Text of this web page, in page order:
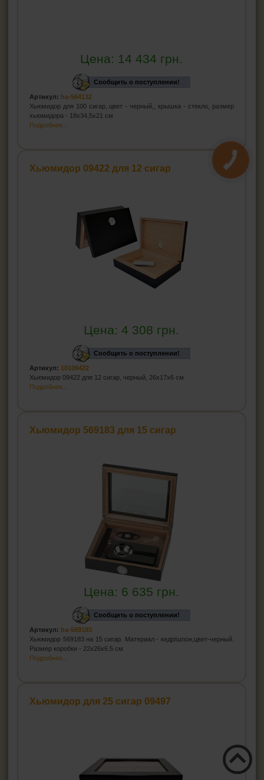
Цена: 14 434 грн.
Сообщить о поступлении!
Артикул: ha-564132
Хьюмидор для 100 сигар, цвет - черный,, крышка - стекло, размер
хьюмидора - 18х34,5х21 см
Подробнее...
Хьюмидор 09422 для 12 сигар
Цена:4 308 грн.
Сообщить о поступлении!
Артикул: 10109422
Хьюмидор 09422 для 12 сигар, черный, 26x17x6 см
Подробнее...
Хьюмидор 569183 для 15 сигар
Цена: 6 635 грн.
Сообщить о поступлении!
Артикул: ha-569183
Хьюмидор 569183 на 15 сигар. Материал - кедр/шпон,цвет-черный.
Размер коробки - 22x26x6.5 см
Подробнее...
Хьюмидор для 25 сигар 09497